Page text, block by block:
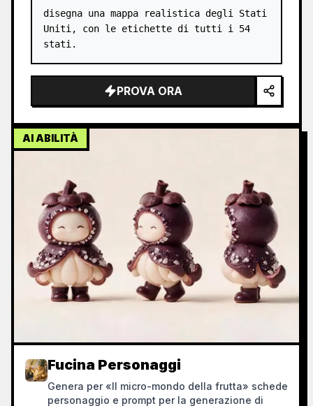
disegna una mappa realistica degli Stati
Uniti, con le etichette di tutti i 54
stati.
PROVA ORA
AI ABILITÀ
Fucina Personaggi
Genera per «Il micro-mondo della frutta» schede
personaggio e prompt per la generazione di